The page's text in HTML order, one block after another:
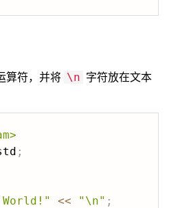
算符，并将 \n 字符放在文本
;
<< "\n" ;